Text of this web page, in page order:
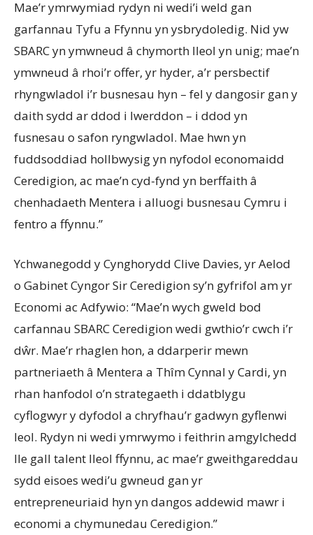
Mae’r ymrwymiad rydyn ni wedi’i weld gan
garfannau Tyfu a Ffynnu yn ysbrydoledig. Nid yw
SBARC yn ymwneud â chymorth lleol yn unig; mae’n
ymwneud â rhoi’r offer, yr hyder, a’r persbectif
rhyngwladol i’r busnesau hyn – fel y dangosir gan y
daith sydd ar ddod i Iwerddon – i ddod yn
fusnesau o safon ryngwladol. Mae hwn yn
fuddsoddiad hollbwysig yn nyfodol economaidd
Ceredigion, ac mae’n cyd-fynd yn berffaith â
chenhadaeth Mentera i alluogi busnesau Cymru i
fentro a ffynnu.”
Ychwanegodd y Cynghorydd Clive Davies, yr Aelod
o Gabinet Cyngor Sir Ceredigion sy’n gyfrifol am yr
Economi ac Adfywio: “Mae’n wych gweld bod
carfannau SBARC Ceredigion wedi gwthio’r cwch i’r
dŵr. Mae’r rhaglen hon, a ddarperir mewn
partneriaeth â Mentera a Thîm Cynnal y Cardi, yn
rhan hanfodol o’n strategaeth i ddatblygu
cyflogwyr y dyfodol a chryfhau’r gadwyn gyflenwi
leol. Rydyn ni wedi ymrwymo i feithrin amgylchedd
lle gall talent lleol ffynnu, ac mae’r gweithgareddau
sydd eisoes wedi’u gwneud gan yr
entrepreneuriaid hyn yn dangos addewid mawr i
economi a chymunedau Ceredigion.”